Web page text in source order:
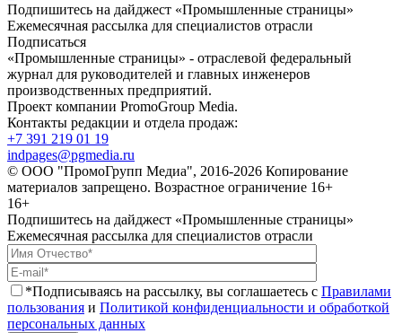
Подпишитесь на дайджест «Промышленные страницы»
Ежемесячная рассылка для специалистов отрасли
Подписаться
«Промышленные страницы» - отраслевой федеральный
журнал для руководителей и главных инженеров
производственных предприятий.
Проект компании PromoGroup Media.
Контакты редакции и отдела продаж:
+7 391 219 01 19
indpages@pgmedia.ru
© ООО "ПромоГрупп Медиа", 2016-2026 Копирование
материалов запрещено. Возрастное ограничение 16+
16+
Подпишитесь на дайджест «Промышленные страницы»
Ежемесячная рассылка для специалистов отрасли
*Подписываясь на рассылку, вы соглашаетесь с Правилами
пользования и Политикой конфиденциальности и обработкой
персональных данных